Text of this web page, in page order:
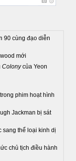
90 cùng đạo diễn
mới
Colonycủa Yeon
phim hoạt hình
Jackman bị sát
sang thể loại kinh dị
chủ tịch điều hành